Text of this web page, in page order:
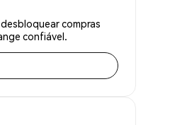
compras
confiável.